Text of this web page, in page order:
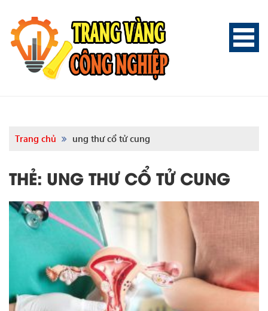
Trang chủ ung thư cổ tử cung
THẺ: UNG THƯ CỔ TỬ CUNG